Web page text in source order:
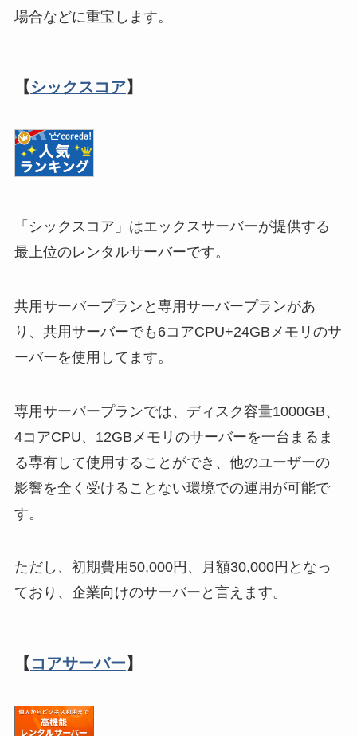
場合などに重宝します。
【シックスコア】
「シックスコア」はエックスサーバーが提供する
最上位のレンタルサーバーです。
共用サーバープランと専用サーバープランがあ
り、共用サーバーでも6コアCPU+24GBメモリのサ
ーバーを使用してます。
専用サーバープランでは、ディスク容量1000GB、
4コアCPU、12GBメモリのサーバーを一台まるま
る専有して使用することができ、他のユーザーの
影響を全く受けることない環境での運用が可能で
す。
ただし、初期費用50,000円、月額30,000円となっ
ており、企業向けのサーバーと言えます。
【 コアサーバー】